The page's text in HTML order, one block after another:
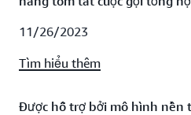
11/26/2023
Tìm hiểu thêm
Được hỗ trợ bởi mô hình nền